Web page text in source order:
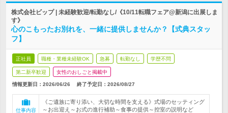
株式会社ビップ | 未経験歓迎/転勤なし/《10/11転職フェア@新潟に出展しま
す》
心のこもったお別れを、一緒に提供しませんか？【式典スタッ
フ】
正社員 職種・業種未経験OK 急募 転勤なし 学歴不問
第二新卒歓迎 女性のおしごと掲載中
情報更新日：2026/06/26 終了予定日： 2026/08/27
仕事内容
《ご遺族に寄り添い、大切な時間を支える》式場のセッティング
～お出迎え～お式の進行補助～食事の提供～控室の説明など